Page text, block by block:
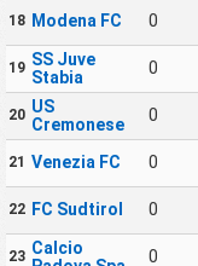
18 Modena FC 0
19 SS Juve
Stabia
0
20 US
Cremonese
0
21 Venezia FC 0
22 FC Sudtirol 0
23 Calcio
0